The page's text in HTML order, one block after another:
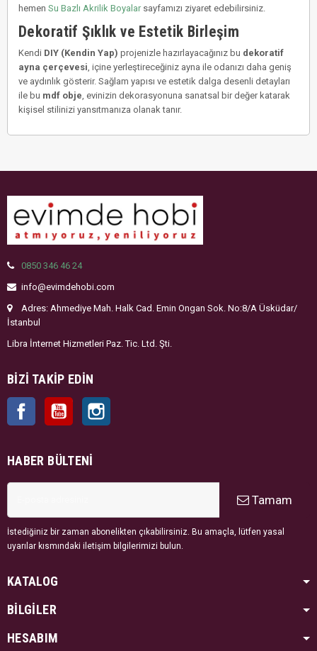
hemen Su Bazlı Akrilik Boyalarsayfamızı ziyaret edebilirsiniz.
Dekoratif Şıklık ve Estetik Birleşim
Kendi DIY (Kendin Yap) projenizle hazırlayacağınız bu dekoratif
ayna çerçevesi , içine yerleştireceğiniz ayna ile odanızı daha geniş
ve aydınlık gösterir. Sağlam yapısı ve estetik dalga desenli detayları
ile bu mdf obje , evinizin dekorasyonuna sanatsal bir değer katarak
kişisel stilinizi yansıtmanıza olanak tanır.
0850 346 46 24
info@evimdehobi.com
Adres: Ahmediye Mah. Halk Cad. Emin Ongan Sok. No:8/A Üsküdar/
İstanbul
Libra İnternet Hizmetleri Paz. Tic. Ltd. Şti.
BIZI TAKIP EDIN
Facebook YouTube
HABER BÜLTENI
Tamam
İstediğiniz bir zaman abonelikten çıkabilirsiniz. Bu amaçla, lütfen yasal
uyarılar kısmındaki iletişim bilgilerimizi bulun.
KATALOG
BİLGİLER
HESABIM